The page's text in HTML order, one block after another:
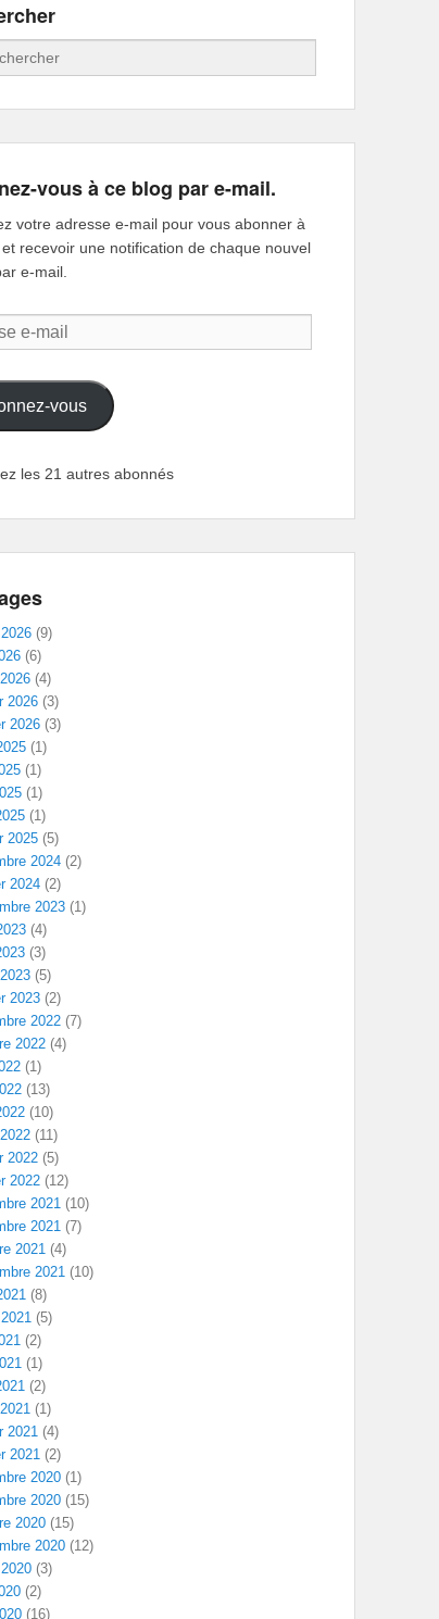
vous à ce blog par e-mail.
votre adresse e-mail pour vous abonner à
recevoir une notification de chaque nouvel
e-mail.
vous
les 21 autres abonnés
(9)
(6)
(4)
2026 (3)
2026 (3)
(1)
(1)
(1)
(1)
2025 (5)
2024 (2)
2024 (2)
2023 (1)
(4)
(3)
(5)
2023 (2)
2022 (7)
2022 (4)
(1)
(13)
(10)
(11)
2022 (5)
2022 (12)
2021 (10)
2021 (7)
2021 (4)
2021 (10)
(8)
(5)
(2)
(1)
(2)
(1)
2021 (4)
2021 (2)
2020 (1)
2020 (15)
2020 (15)
2020 (12)
(3)
(2)
(16)